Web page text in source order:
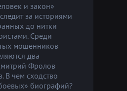
и закон»
за историями
до нитки
Среди
мошенников
два
Фролов
В чем сходство
биографий?